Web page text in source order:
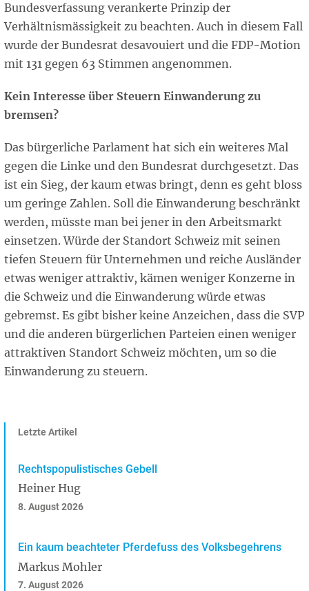
Bundesverfassung verankerte Prinzip der
Verhältnismässigkeit zu beachten. Auch in diesem Fall
wurde der Bundesrat desavouiert und die FDP-Motion
mit 131 gegen 63 Stimmen angenommen.
Kein Interesse über Steuern Einwanderung zu
bremsen?
Das bürgerliche Parlament hat sich ein weiteres Mal
gegen die Linke und den Bundesrat durchgesetzt. Das
ist ein Sieg, der kaum etwas bringt, denn es geht bloss
um geringe Zahlen. Soll die Einwanderung beschränkt
werden, müsste man bei jener in den Arbeitsmarkt
einsetzen. Würde der Standort Schweiz mit seinen
tiefen Steuern für Unternehmen und reiche Ausländer
etwas weniger attraktiv, kämen weniger Konzerne in
die Schweiz und die Einwanderung würde etwas
gebremst. Es gibt bisher keine Anzeichen, dass die SVP
und die anderen bürgerlichen Parteien einen weniger
attraktiven Standort Schweiz möchten, um so die
Einwanderung zu steuern.
Letzte Artikel
Rechtspopulistisches Gebell
Heiner Hug
8. August 2026
Ein kaum beachteter Pferdefuss des Volksbegehrens
Markus Mohler
7. August 2026